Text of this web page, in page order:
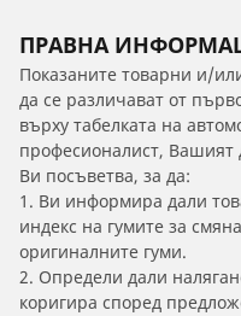
ПРАВНА
Показаните товарни и/
да се различават от
върху табелката на
професионалист,
Ви посъветва, за да:
1. Ви информира дали
индекс на гумите за
оригиналните гуми.
2. Определи дали
коригира според